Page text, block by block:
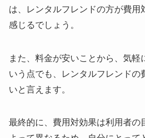
は、レンタルフレンドの方が費用
感じるでしょう。
また、料金が安いことから、気軽
いう点でも、レンタルフレンドの
いと言えます。
最終的に、費用対効果は利用者の